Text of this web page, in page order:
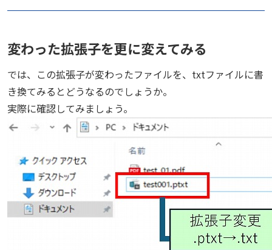
変わった拡張子を更に変えてみる
では、この拡張子が変わったファイルを、txtファイルに書
き換てみるとどうなるのでしょうか。
実際に確認してみましょう。